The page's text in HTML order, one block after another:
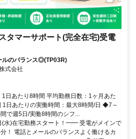
タマーサポート(完全在宅)受電
ルのバランス◎(TP03R)
式会社
日あたり8時間 平均勤務日数：1ヶ月あた
1日あたりの実働時間：最大8時間/日 ◆7～
で週5日/実働8時間のシフ...
)在宅勤務スタート！━━ 受電がメインで
！ 電話とメールのバランスよく働けるカ